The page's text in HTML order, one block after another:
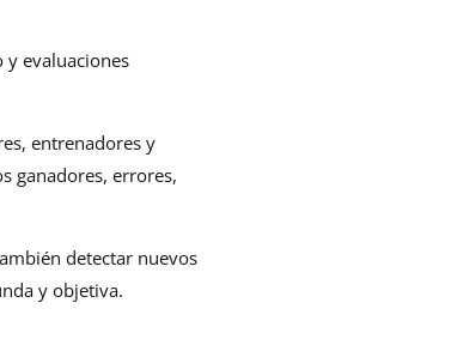
y evaluaciones
entrenadores y
ganadores, errores,
detectar nuevos
y objetiva.